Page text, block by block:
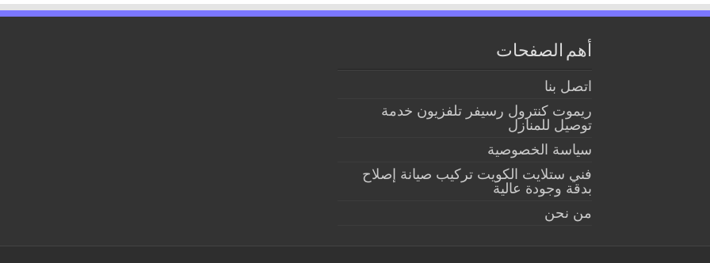
أهم الصفحات
اتصل بنا
ريموت كنترول رسيفر تلفزيون خدمة
توصيل للمنازل
سياسة الخصوصية
فني ستلايت الكويت تركيب صيانة إصلاح
بدقة وجودة عالية
من نحن